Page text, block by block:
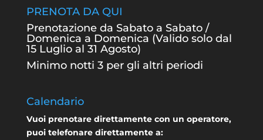
PRENOTA DA QUI
Prenotazione da Sabato a Sabato /
Domenica a Domenica (Valido solo dal
15 Luglio al 31 Agosto)
Minimo notti 3 per gli altri periodi
Calendario
Vuoi prenotare direttamente con un operatore,
puoi telefonare direttamente a: